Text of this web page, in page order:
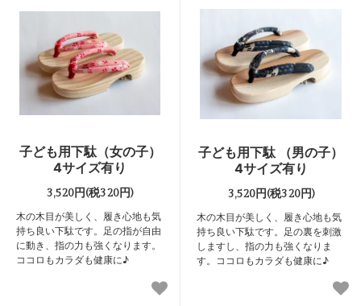
子ども用下駄（女の子）
4サイズ有り
3,520円(税320円)
木の木目が美しく、履き心地も気
持ち良い下駄です。足の指が自由
に動き、指の力も強くなります。
ココロもカラダも健康に♪
子ども用下駄 （男の子）
4サイズ有り
3,520円(税320円)
木の木目が美しく、履き心地も気
持ち良い下駄です。足の裏を刺激
しますし、指の力も強くなりま
す。ココロもカラダも健康に♪